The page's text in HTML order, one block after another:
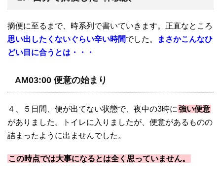
摘便に至るまで、時系列で書いていきます。正直なところ
思い出したくないぐらい辛い時間でした。
まさかこんなひ
どい目に合うとは・・・
AM03:00 便意の始まり
４、５日間、便が出てない状態で、夜中の3時に 強い便意
がありました。トイレに入りましたが、便意があるものの
詰まったように出ませんでした。
この時点では大事になるとは全く思っていません。